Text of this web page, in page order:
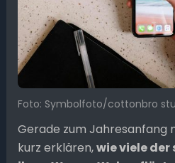
Foto: Symbolfoto/cottonbro
Gerade zum Jahresanfang
kurz erklären,wie viele